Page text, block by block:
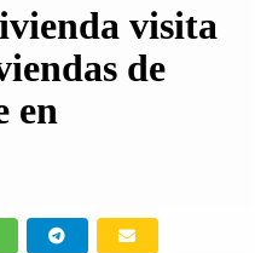
visita
de
en